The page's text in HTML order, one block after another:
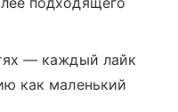
— каждый лайк
как маленький